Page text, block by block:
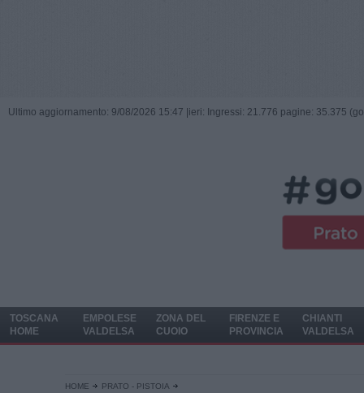
Ultimo aggiornamento: 9/08/2026 15:47 | ieri: Ingressi: 21.776 pagine: 35.375
TOSCANA
HOME
EMPOLESE
VALDELSA
ZONA DEL
CUOIO
FIRENZE E
PROVINCIA
CHIANTI
VALDELSA
HOME PRATO - PISTOIA